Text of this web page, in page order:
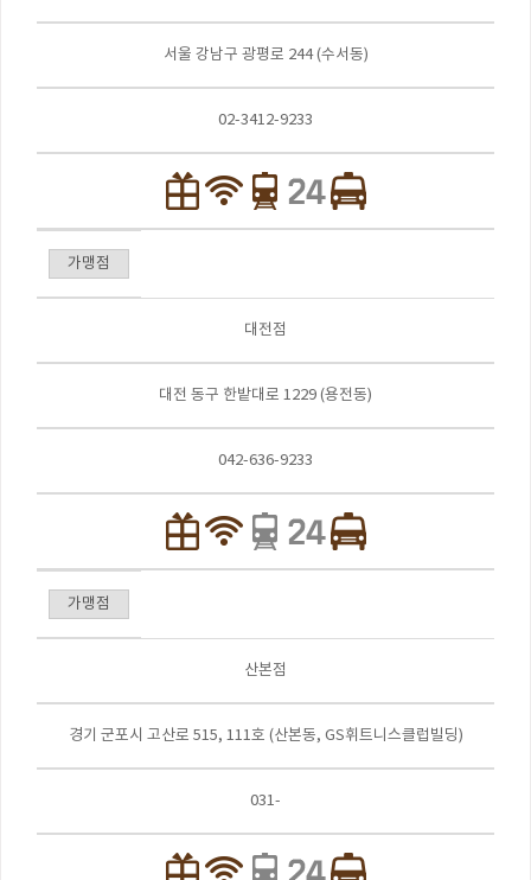
서울 강남구 광평로 244 (수서동)
02-3412-9233
가맹점
대전점
대전 동구 한밭대로 1229 (용전동)
042-636-9233
가맹점
산본점
경기 군포시 고산로 515, 111호 (산본동, GS휘트니스클럽빌딩)
031-